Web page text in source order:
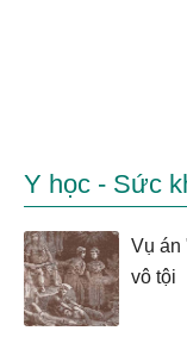
Y học - Sức
Vụ án
vô tội